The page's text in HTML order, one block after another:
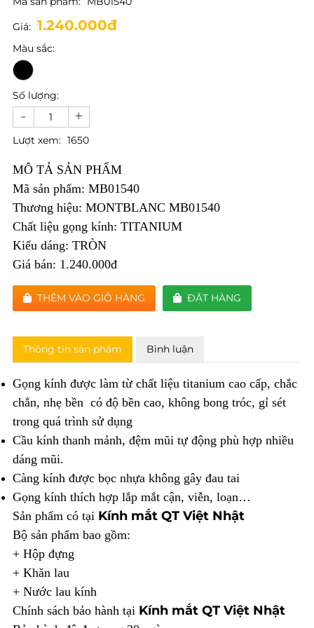
Giá: 1.240.000đ
Màu sắc:
Số lượng:
- +
Lượt xem: 1650
MÔ TẢ SẢN PHẨM
Mã sản phẩm: MB01540
Thương hiệu: MONTBLANC MB01540
Chất liệu gọng kính: TITANIUM
Kiểu dáng: TRÒN
Giá bán: 1.240.000đ
THÊM VÀO GIỎ HÀNG ĐẶT HÀNG
Thông tin sản phẩm Bình luận
Gọng kính được làm từ chất liệu titanium cao cấp, chắc
chắn, nhẹ bền có độ bền cao, không bong tróc, gỉ sét
trong quá trình sử dụng
Cầu kính thanh mảnh, đệm mũi tự động phù hợp nhiều
dáng mũi.
Càng kính được bọc nhựa không gây đau tai
Gọng kính thích hợp lắp mắt cận, viễn, loạn…
Sản phẩm có tại Kính mắt QT Việt Nhật
Bộ sản phẩm bao gồm:
+ Hộp đựng
+ Khăn lau
+ Nước lau kính
Chính sách bảo hành tại Kính mắt QT Việt Nhật